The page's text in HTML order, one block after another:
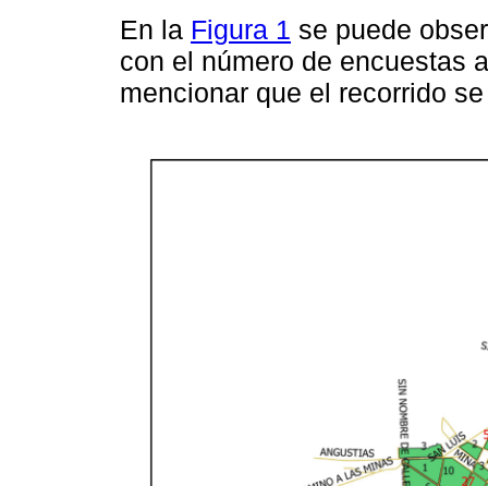
En la Figura 1 se puede
con el número de encuestas
mencionar que el recorrido